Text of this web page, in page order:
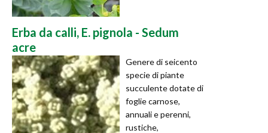
Erba da calli, E. pignola - Sedum
acre
Genere di seicento
specie di piante
succulente dotate di
foglie carnose,
annuali e perenni,
rustiche,